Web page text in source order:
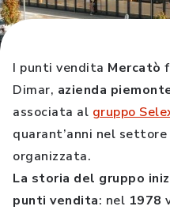
I punti vendita Mercatò
Dimar, azienda
associata al gruppo
quarant’anni nel
organizzata.
La storia del gruppo
punti vendita: nel 1978